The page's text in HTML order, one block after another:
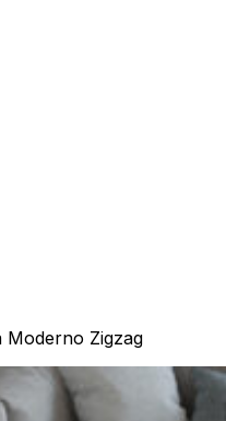
Moderno Zigzag
i proprietari dei siti web a